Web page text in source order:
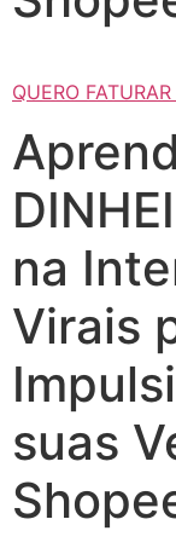
QUERO
na
Virais
suas